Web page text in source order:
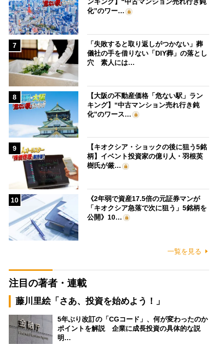
ンキング】“中古マンション売れ行き鈍
化”のワー…
7
「失敗すると取り返しがつかない」葬
儀社の手を借りない「DIY葬」の落とし
穴 素人には…
8
【大阪の不動産価格「危ない駅」ラン
キング】“中古マンション売れ行き鈍
化”のワース…
9
【キオクシア・ショックの後に狙う5銘
柄】イベント投資家の億り人・羽根英
樹氏が厳…
10
《2年弱で資産17.5倍の元証券マンが
「キオクシア急落で次に狙う」5銘柄を
公開》10…
一覧を見る
注目の著者・連載
藤川里絵「さあ、投資を始めよう！」
5年ぶり改訂の「CGコード」、何が変わったのか
ポイントを解説 企業に成長投資の具体的な説
明…